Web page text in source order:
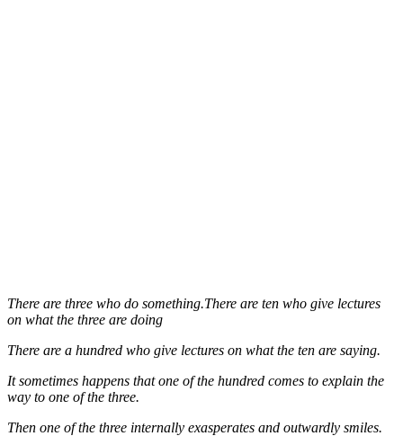
There are three who do something.There are ten who give lectures
on what the three are doing
There are a hundred who give lectures on what the ten are saying.
It sometimes happens that one of the hundred comes to explain the
way to one of the three.
Then one of the three internally exasperates and outwardly smiles.